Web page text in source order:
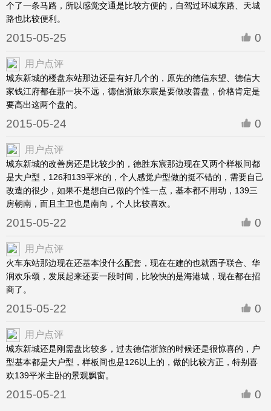
个了一条马路，所以感觉交通是比较方便的，自驾过环城东路、天城
路也比较便利。
2015-05-25 0
用户点评
城东新城的楼盘东站那边还是有好几个的，原先的德信东望、德信大
家钱江府都在那一块不远，德信浙旅东宸是要做改善盘，价格肯定是
要高出这两个盘的。
2015-05-24 0
用户点评
城东新城的改善房还是比较少的，德胜东宸那边现在又两个样板间都
是大户型，126和139平米的，个人感觉户型做的挺不错的，需要自己
改造的很少，如果不是想自己做的个性一点，基本都不用动，139三
房朝南，而且主卫也是南向，个人比较喜欢。
2015-05-22 0
用户点评
火车东站那边现在还基本没什么配套，现在在建的也就西子联合、华
润欢乐颂，发展起来还要一段时间，比较快的是海港城，现在都在招
商了。
2015-05-22 0
用户点评
城东新城还是刚需盘比较多，过去德信浙旅的时候还是很惊喜的，户
型基本都是大户型，样板间也是126以上的，做的比较方正，特别喜
欢139平米主卧的景观飘窗。
2015-05-21 0